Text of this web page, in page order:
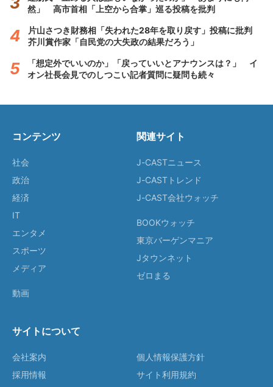
然」 高市首相「上空から合掌」巡る投稿を批判
片山さつき財務相「失われた28年を取り戻す」投稿に批判
芥川賞作家「自民党の大失政の結果だろう」
「想定外でいいのか」「戻っていいとアナウンスは？」 イ
オン社長会見でのしつこい記者質問に疑問も続々
コンテンツ
社会
政治
経済
IT
エンタメ
スポーツ
メディア
動画
関連サイト
J-CASTニュース
J-CASTトレンド
J-CAST会社ウォッチ
BOOKウォッチ
東京バーゲンマニア
Jタウンネット
ゼロまる
サイトについて
会社案内
採用情報
個人情報保護方針
サイト利用規約